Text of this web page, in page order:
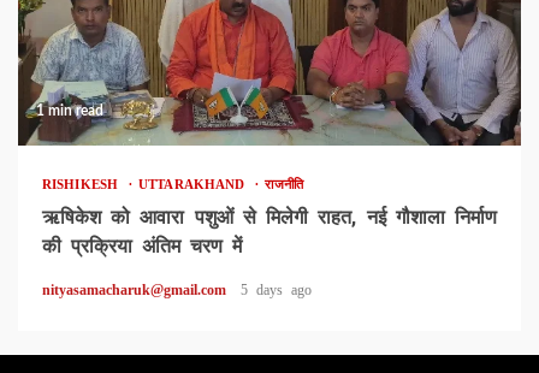
1 min read
RISHIKESH UTTARAKHAND राजनीति
ऋषिकेश को आवारा पशुओं से मिलेगी राहत, नई गौशाला निर्माण
की प्रक्रिया अंतिम चरण में
nityasamacharuk@gmail.com 5 days ago